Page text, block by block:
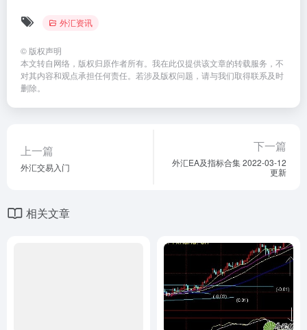
外汇资讯
© 版权声明
本文转自网络，版权归原作者所有。我在此仅提供该文章的转载服务，不
对其内容和观点承担任何责任。若涉及版权问题，请与我们取得联系及时
删除。
上一篇
外汇交易入门
下一篇
外汇EA及指标合集 2022-03-12
更新
相关文章